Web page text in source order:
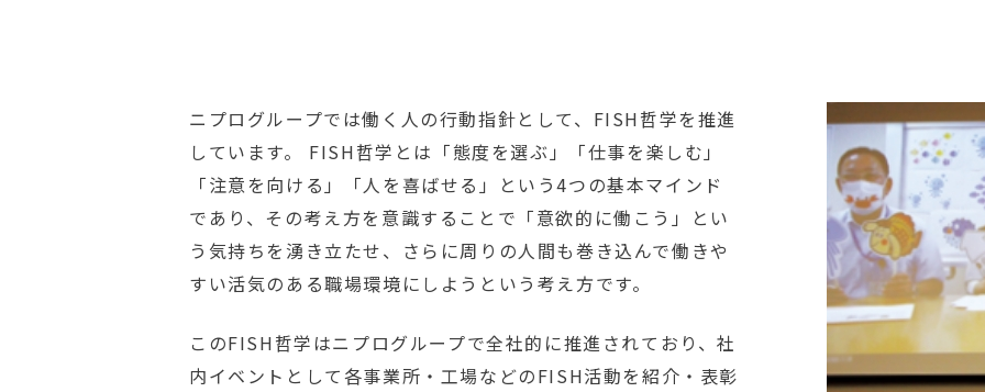
ニプログループでは働く人の行動指針として、FISH哲学を推進
しています。 FISH哲学とは「態度を選ぶ」「仕事を楽しむ」
「注意を向ける」「人を喜ばせる」という4つの基本マインド
であり、その考え方を意識することで「意欲的に働こう」とい
う気持ちを湧き立たせ、さらに周りの人間も巻き込んで働きや
すい活気のある職場環境にしようという考え方です。
このFISH哲学はニプログループで全社的に推進されており、社
内イベントとして各事業所・工場などのFISH活動を紹介・表彰